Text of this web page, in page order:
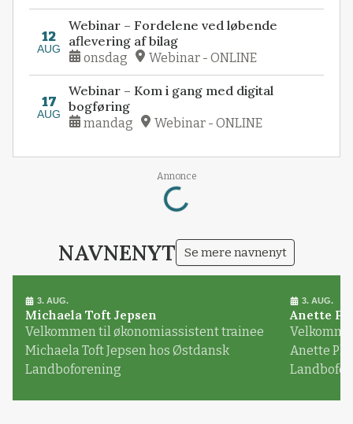
12
AUG
Webinar – Fordelene ved løbende
aflevering af bilag
onsdag Webinar - ONLINE
17
AUG
Webinar – Kom i gang med digital
bogføring
mandag Webinar - ONLINE
Annonce
Loading...
NAVNENYT Se mere navnenyt
3. AUG.
Michaela Toft Jepsen
Velkommen til økonomiassistent trainee
Michaela Toft Jepsen hos Østdansk
Landboforening
3. AUG.
Anette
Anette